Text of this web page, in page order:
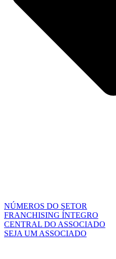
NÚMEROS DO SETOR
FRANCHISING ÍNTEGRO
CENTRAL DO ASSOCIADO
SEJA UM ASSOCIADO